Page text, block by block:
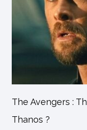
The Avengers :
Thanos ?